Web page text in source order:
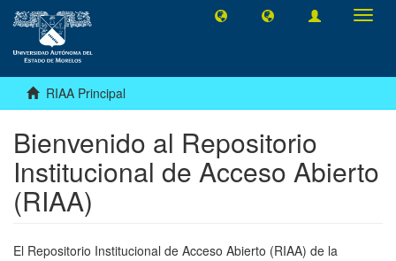
RIAA Principal
Bienvenido al Repositorio
Institucional de Acceso Abierto
(RIAA)
El Repositorio Institucional de Acceso Abierto (RIAA) de la